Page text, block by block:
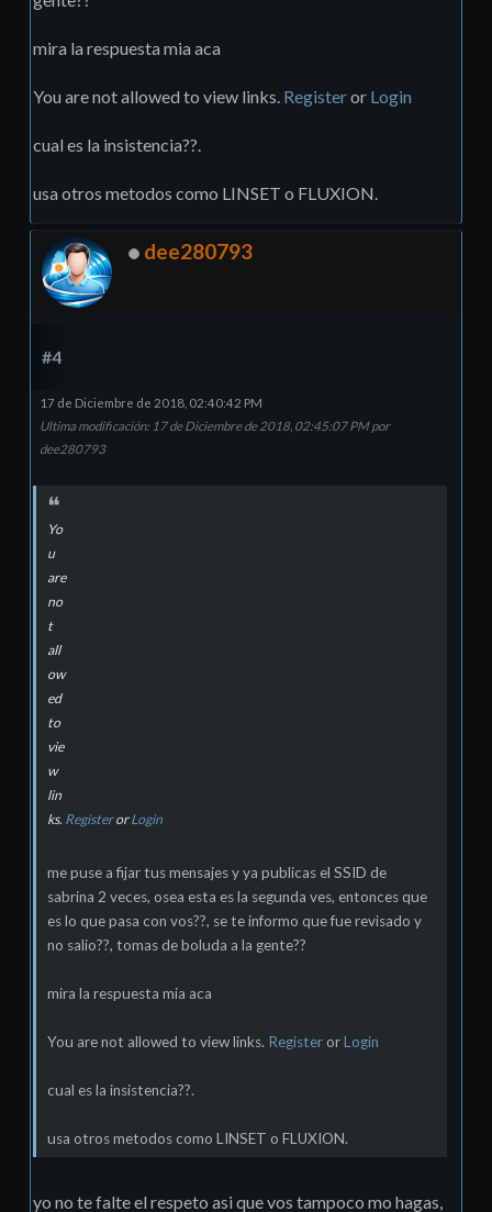
mira la respuesta mia aca
You are not allowed to view links. Registeror Login
cual es la insistencia??.
usa otros metodos como LINSET o FLUXION.
dee280793
#4
17 de Diciembre de 2018, 02:40:42 PM
Ultima modificación: 17 de Diciembre de 2018, 02:45:07 PM por
dee280793
Yo
u
are
no
t
all
ow
ed
to
vie
w
lin
ks. RegisterorLogin
me puse a fijar tus mensajes y ya publicas el SSID de
sabrina 2 veces, osea esta es la segunda ves, entonces que
es lo que pasa con vos??, se te informo que fue revisado y
no salio??, tomas de boluda a la gente??
mira la respuesta mia aca
You are not allowed to view links. RegisterorLogin
cual es la insistencia??.
usa otros metodos como LINSET o FLUXION.
yo no te falte el respeto asi que vos tampoco mo hagas,